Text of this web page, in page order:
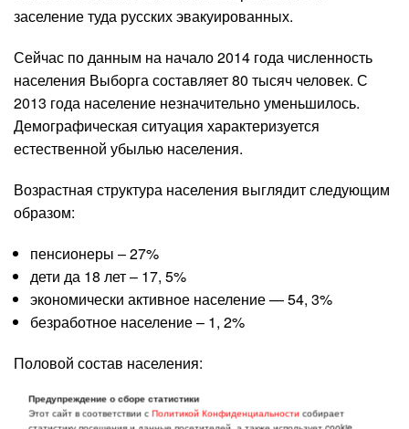
заселение туда русских эвакуированных.
Сейчас по данным на начало 2014 года численность
населения Выборга составляет 80 тысяч человек. С
2013 года население незначительно уменьшилось.
Демографическая ситуация характеризуется
естественной убылью населения.
Возрастная структура населения выглядит следующим
образом:
пенсионеры – 27%
дети да 18 лет – 17, 5%
экономически активное население — 54, 3%
безработное население – 1, 2%
Половой состав населения:
женщины – 57, 4%
Предупреждение о сборе статистики
Этот сайт в соответствии сПолитикой Конфиденциальности собирает